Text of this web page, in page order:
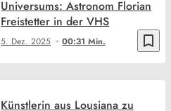
bookmark_border
5. Dez. 2025 00:31 Min.
Universums: Astronom Florian
Freistetter in der VHS
Künstlerin aus Lousiana zu